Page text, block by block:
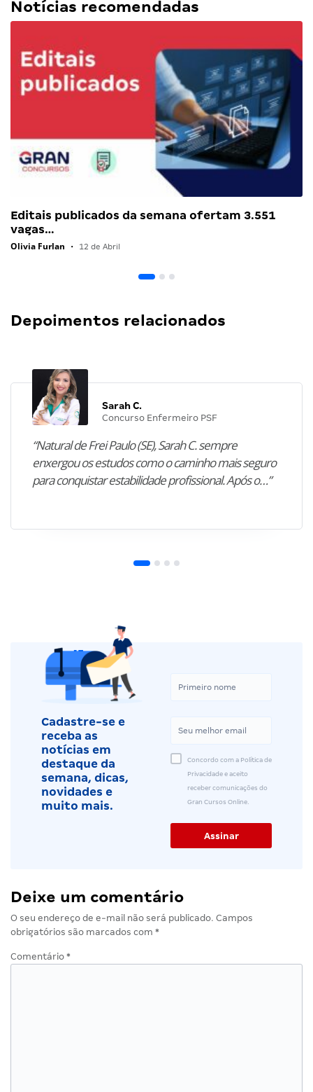
Notícias recomendadas
Editais publicados da semana ofertam 3.551
vagas…
Olivia Furlan • 12 de Abril
Depoimentos relacionados
Sarah C.
Concurso Enfermeiro PSF
“Natural de Frei Paulo (SE), Sarah C. sempre
enxergou os estudos como o caminho mais seguro
para conquistar estabilidade profissional. Após o…”
Cadastre-se e
receba as
notícias em
destaque da
semana, dicas,
novidades e
muito mais.
Concordo com a Política de
Privacidade e aceito
receber comunicações do
Gran Cursos Online.
Deixe um comentário
O seu endereço de e-mail não será publicado. Campos
obrigatórios são marcados com *
Comentário *